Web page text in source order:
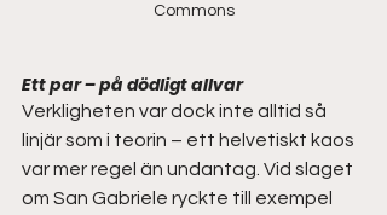
Commons
Ett par – på dödligt allvar
Verkligheten var dock inte alltid så
linjär som i teorin – ett helvetiskt kaos
var mer regel än undantag. Vid slaget
om San Gabriele ryckte till exempel